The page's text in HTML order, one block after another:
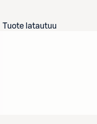
Tuote latautuu